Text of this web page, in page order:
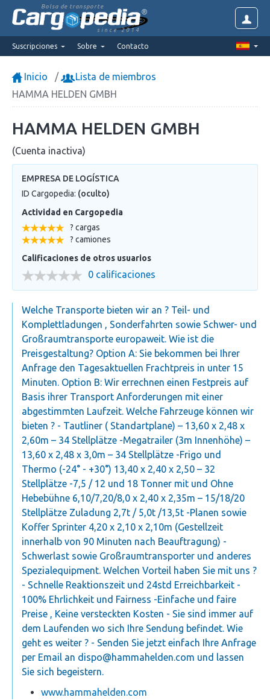
Bolsa de transporte
since 2014
Suscripciones Sobre Contacto
Inicio
Lista de miembros
HAMMA HELDEN GMBH
HAMMA HELDEN GMBH
(Cuenta inactiva)
EMPRESA DE LOGÍSTICA
ID Cargopedia: (oculto)
Actividad en Cargopedia
? cargas
? camiones
Calificaciones de otros usuarios
0 calificaciones
Welche Transporte bieten wir an ? Teil- und
Komplettladungen , Sonderfahrten sowie Schwer- und
Großraumtransporte europaweit. Wie ist die
Preisgestaltung? Option A: Sie bekommen bei Ihrer
Anfrage den Tagesaktuellen Frachtpreis in unter 15
Minuten. Option B: Wir errechnen einen Festpreis auf
Basis ihrer Transport Anforderungen mit einer
abgestimmten Laufzeit. Welche Fahrzeuge können wir
bieten ? - Tautliner ( Standartplane) – 13,60 x 2,48 x
2,60m – 34 Stellplätze -Megatrailer (3m Innenhöhe) –
13,60 x 2,48 x 3,0m – 34 Stellplätze -Frigo und
Thermo (-24° - +30°) 13,40 x 2,40 x 2,50 – 32
Stellplätze -7,5 / 12 und 18 Tonner mit und Ohne
Hebebühne 6,10/7,20/8,0 x 2,40 x 2,35m – 15/18/20
Stellplätze Zuladung 2,7t / 5,0t /13,5t -Planen sowie
Koffer Sprinter 4,20 x 2,10 x 2,10m (Gestellzeit
innerhalb von 90 Minuten nach Beauftragung) -
Schwerlast sowie Großraumtransporter und anderes
Spezialequipment. Welchen Vorteil haben Sie mit uns ?
- Schnelle Reaktionszeit und 24std Erreichbarkeit -
100% Ehrlichkeit und Fairness -Einfache und faire
Preise , Keine versteckten Kosten - Sie sind immer auf
dem Laufenden wo sich Ihre Sendung befindet. Wie
geht es weiter ? - Senden Sie jetzt einfach Ihre Anfrage
per Email an dispo@hammahelden.com und lassen
Sie sich begeistern.
www.hammahelden.com